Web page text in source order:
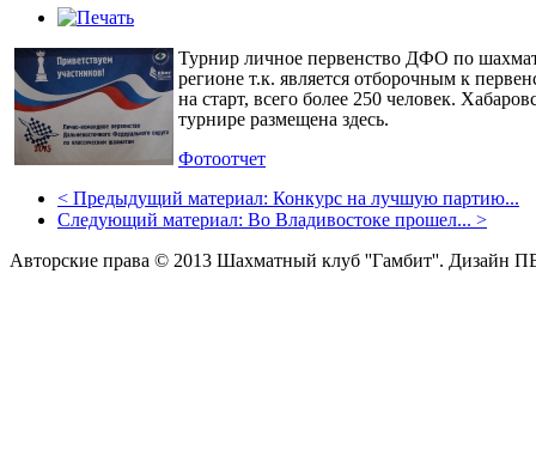
Турнир личное первенство ДФО по
регионе т.к. является отборочным к
на старт, всего более 250 человек.
турнире размещена здесь.
Фотоотчет
< Предыдущий материал: Конкурс на лучшую партию...
Следующий материал: Во Владивостоке прошел... >
Авторские права © 2013 Шахматный клуб ''Гамбит''. Дизайн